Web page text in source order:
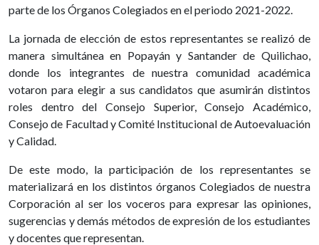
parte de los Órganos Colegiados en el periodo 2021-2022.
La jornada de elección de estos representantes se realizó de
manera simultánea en Popayán y Santander de Quilichao,
donde los integrantes de nuestra comunidad académica
votaron para elegir a sus candidatos que asumirán distintos
roles dentro del Consejo Superior, Consejo Académico,
Consejo de Facultad y Comité Institucional de Autoevaluación
y Calidad.
De este modo, la participación de los representantes se
materializará en los distintos órganos Colegiados de nuestra
Corporación al ser los voceros para expresar las opiniones,
sugerencias y demás métodos de expresión de los estudiantes
y docentes que representan.